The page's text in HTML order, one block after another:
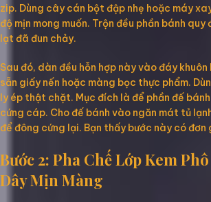
zip. Dùng cây cán bột đập nhẹ hoặc máy
độ mịn mong muốn. Trộn đều phần bánh
lạt đã đun chảy.
Sau đó, dàn đều hỗn hợp này vào đáy
sẵn giấy nến hoặc màng bọc thực phẩm.
ly ép thật chặt. Mục đích là để phần đế
cứng cáp. Cho đế bánh vào ngăn mát tủ
để đông cứng lại. Bạn thấy bước này có đơn
Bước 2: Pha Chế Lớp Kem
Dây Mịn Màng